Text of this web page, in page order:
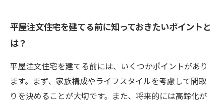
平屋注文住宅を建てる前に知っておきたいポイントと
は？
平屋注文住宅を建てる前には、いくつかポイントがあり
ます。まず、家族構成やライフスタイルを考慮して間取
りを決めることが大切です。また、将来的には高齢化が